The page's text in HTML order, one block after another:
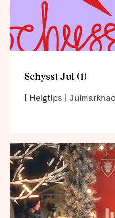
Schysst Jul (1)
[ Helgtips ]